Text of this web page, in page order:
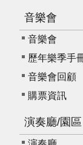
音樂會
音樂會
歷年樂季手
音樂會回顧
購票資訊
演奏廳/園區